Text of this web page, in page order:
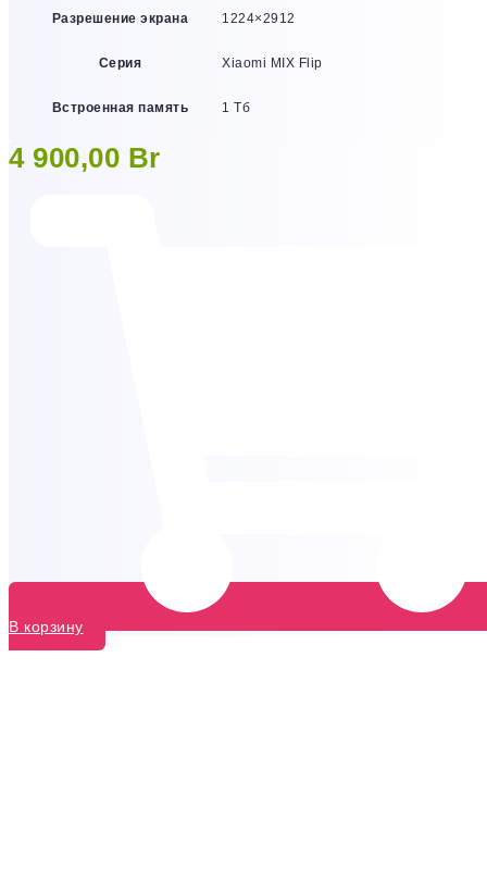
Разрешение экрана 1224×2912
Серия Xiaomi MIX Flip
Встроенная память 1 Тб
4 900,00 Br
В корзину